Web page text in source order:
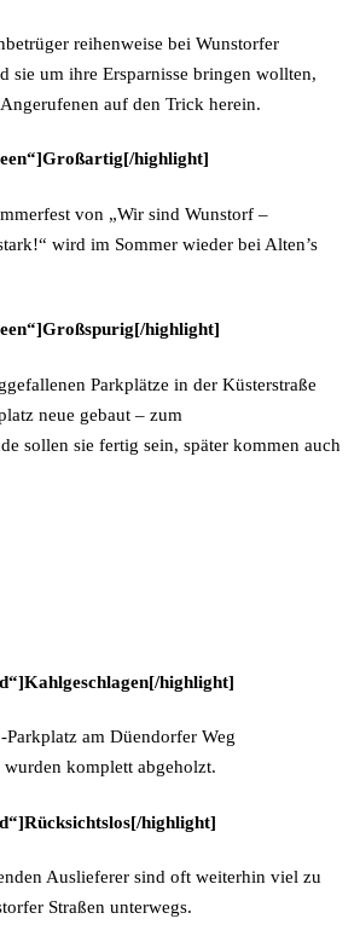
reihenweise bei Wunstorfer
sie um ihre Ersparnisse bringen wollten,
auf den Trick herein.
highlight]
von „Wir sind Wunstorf –
wird im Sommer wieder bei Alten’s
highlight]
Parkplätze in der Küsterstraße
neue gebaut – zum
sollen sie fertig sein, später kommen auch
highlight]
am Düendorfer Weg
wurden komplett abgeholzt.
highlight]
Auslieferer sind oft weiterhin viel zu
Straßen unterwegs.